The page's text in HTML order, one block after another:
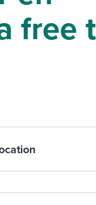
free